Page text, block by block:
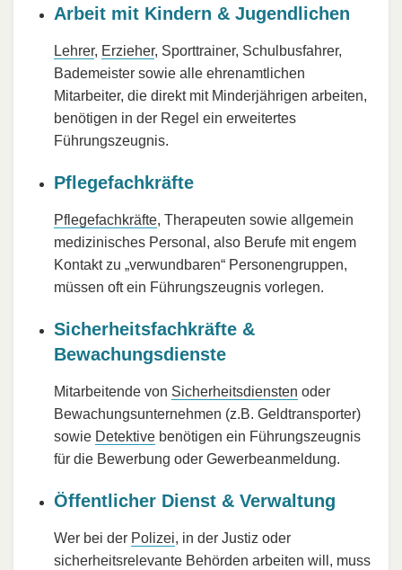
Arbeit mit Kindern & Jugendlichen
Lehrer, Erzieher, Sporttrainer, Schulbusfahrer,
Bademeister sowie alle ehrenamtlichen
Mitarbeiter, die direkt mit Minderjährigen arbeiten,
benötigen in der Regel ein erweitertes
Führungszeugnis.​
Pflegefachkräfte
Pflegefachkräfte, Therapeuten sowie allgemein
medizinisches Personal, also Berufe mit engem
Kontakt zu „verwundbaren“ Personengruppen,
müssen oft ein Führungszeugnis vorlegen.​
Sicherheitsfachkräfte &
Bewachungsdienste
Mitarbeitende von Sicherheitsdiensten oder
Bewachungsunternehmen (z.B. Geldtransporter)
sowie Detektive benötigen ein Führungszeugnis
für die Bewerbung oder Gewerbeanmeldung.​
Öffentlicher Dienst & Verwaltung
Wer bei der Polizei, in der Justiz oder
sicherheitsrelevante Behörden arbeiten will, muss